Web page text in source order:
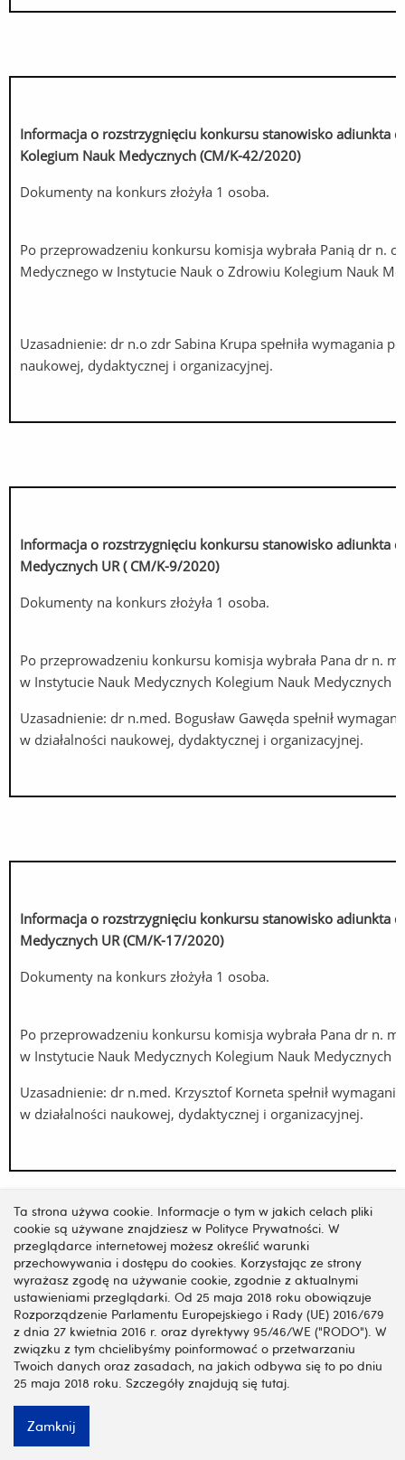
Informacja o rozstrzygnięciu konkursu stanowisko adiunkta
Kolegium Nauk Medycznych (CM/K-42/2020)
Dokumenty na konkurs złożyła 1 osoba.
Po przeprowadzeniu konkursu komisja wybrała Panią dr n.
Medycznego w Instytucie Nauk o Zdrowiu Kolegium Nauk
Uzasadnienie: dr n.o zdr Sabina Krupa spełniła wymagania
naukowej, dydaktycznej i organizacyjnej.
Informacja o rozstrzygnięciu konkursu stanowisko adiunkta
Medycznych UR ( CM/K-9/2020)
Dokumenty na konkurs złożyła 1 osoba.
Po przeprowadzeniu konkursu komisja wybrała Pana dr n.
w Instytucie Nauk Medycznych Kolegium Nauk Medycznych
Uzasadnienie: dr n.med. Bogusław Gawęda spełnił
w działalności naukowej, dydaktycznej i organizacyjnej.
Informacja o rozstrzygnięciu konkursu stanowisko adiunkta
Medycznych UR(CM/K-17/2020)
Dokumenty na konkurs złożyła 1 osoba.
Po przeprowadzeniu konkursu komisja wybrała Pana dr n.
w Instytucie Nauk Medycznych Kolegium Nauk Medycznych
Uzasadnienie: dr n.med. Krzysztof Korneta spełnił
w działalności naukowej, dydaktycznej i organizacyjnej.
Informacja o rozstrzygnięciu konkursu stanowisko asystenta
Nauk Medycznych Kolegium Nauk Medycznych (CM/K-39/
Dokumenty na konkurs złożyło 5 osób.
Po przeprowadzeniu konkursu komisja wybrała Panią dr
Farmakologii Klinicznej i Doświadczalnej
Ta strona używa cookie. Informacje o tym w jakich celach pliki
cookie są używane znajdziesz w Polityce Prywatności. W
przeglądarce internetowej możesz określić warunki
przechowywania i dostępu do cookies. Korzystając ze strony
wyrażasz zgodę na używanie cookie, zgodnie z aktualnymi
ustawieniami przeglądarki. Od 25 maja 2018 roku obowiązuje
Rozporządzenie Parlamentu Europejskiego i Rady (UE) 2016/679
z dnia 27 kwietnia 2016 r. oraz dyrektywy 95/46/WE ("RODO"). W
związku z tym chcielibyśmy poinformować o przetwarzaniu
Twoich danych oraz zasadach, na jakich odbywa się to po dniu
25 maja 2018 roku. Szczegóły znajdują się tutaj.
Zamknij